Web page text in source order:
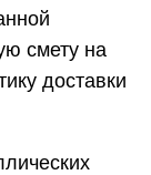
смету на
доставки